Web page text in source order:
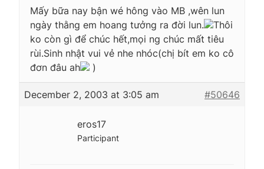
Mấy bữa nay bận wé hông vào MB ,wên lun
ngày thằng em hoang tưởng ra đời lun.
Thôi
ko còn gì để chúc hết,mọi ng chúc mất tiêu
rùi.Sinh nhật vui vẻ nhe nhóc(chị bít em ko cô
đơn đâu ah
)
December 2, 2003 at 3:05 am #50646
eros17
Participant